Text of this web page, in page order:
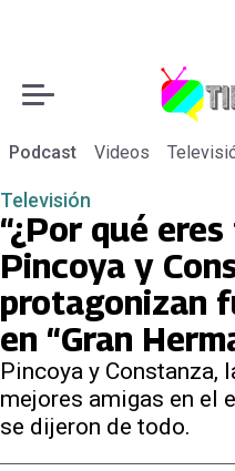
Podcast Videos
Televisión
“¿Por qué
Pincoya y
protagonizan
en “Gran
Pincoya y Constanza,
mejores amigas en el
se dijeron de todo.